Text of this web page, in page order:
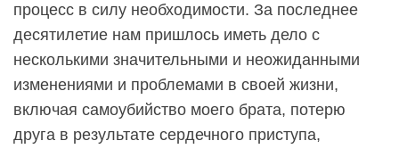
процесс в силу необходимости. За последнее
десятилетие нам пришлось иметь дело с
несколькими значительными и неожиданными
изменениями и проблемами в своей жизни,
включая самоубийство моего брата, потерю
друга в результате сердечного приступа,